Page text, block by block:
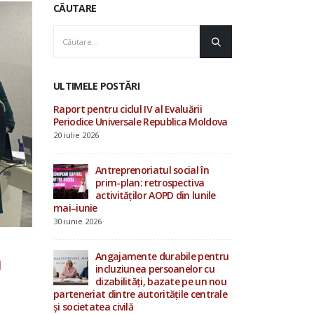
CĂUTARE
ULTIMELE POSTĂRI
Moldova
în
lunile
pentru
cu
un nou
centrale
AOPD contribuie la
consultările ONU privind
drepturile omului și procesul
Investiții în starea de bine a
specialiștilor din sistemul de
protecție socială
15 mai 2026